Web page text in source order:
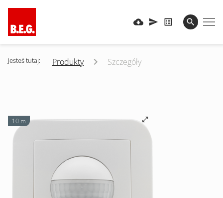
Jesteś tutaj: Produkty Szczegóły
10 m